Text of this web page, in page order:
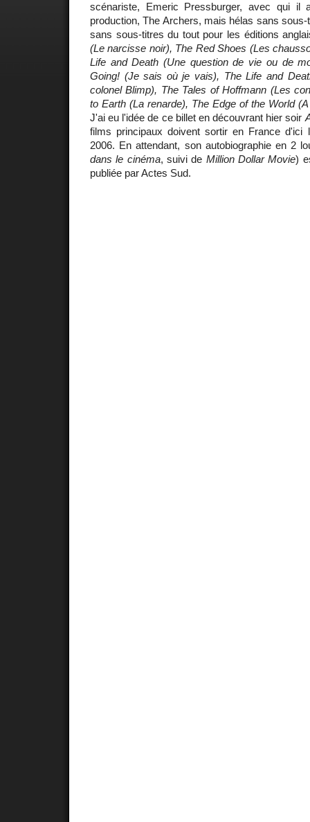
scénariste, Emeric Pressburger, avec qui il
production, The Archers, mais hélas sans
sans sous-titres du tout pour les éditions
(Le narcisse noir), The Red Shoes (Les
Life and Death (Une question de vie ou de
Going! (Je sais où je vais), The Life and
colonel Blimp), The Tales of Hoffmann (Les
to Earth (La renarde), The Edge of the World
J'ai eu l'idée de ce billet en découvrant hier soir
films principaux doivent sortir en France d'ici
2006. En attendant, son autobiographie en 2
dans le cinéma, suivi de Million Dollar Movie)
publiée par Actes Sud.